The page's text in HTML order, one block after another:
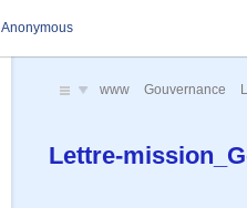
Anonymous
www Gouvernance
Lettre-